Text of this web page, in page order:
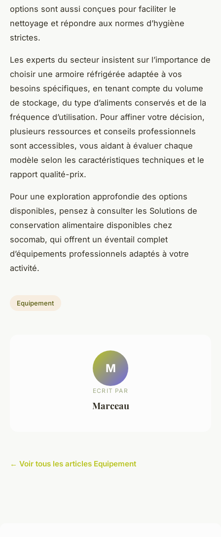
options sont aussi conçues pour faciliter le
nettoyage et répondre aux normes d’hygiène
strictes.
Les experts du secteur insistent sur l’importance de
choisir une armoire réfrigérée adaptée à vos
besoins spécifiques, en tenant compte du volume
de stockage, du type d’aliments conservés et de la
fréquence d’utilisation. Pour affiner votre décision,
plusieurs ressources et conseils professionnels
sont accessibles, vous aidant à évaluer chaque
modèle selon les caractéristiques techniques et le
rapport qualité-prix.
Pour une exploration approfondie des options
disponibles, pensez à consulter les Solutions de
conservation alimentaire disponibles chez
socomab, qui offrent un éventail complet
d’équipements professionnels adaptés à votre
activité.
Equipement
M
ECRIT PAR
Marceau
← Voir tous les articles Equipement